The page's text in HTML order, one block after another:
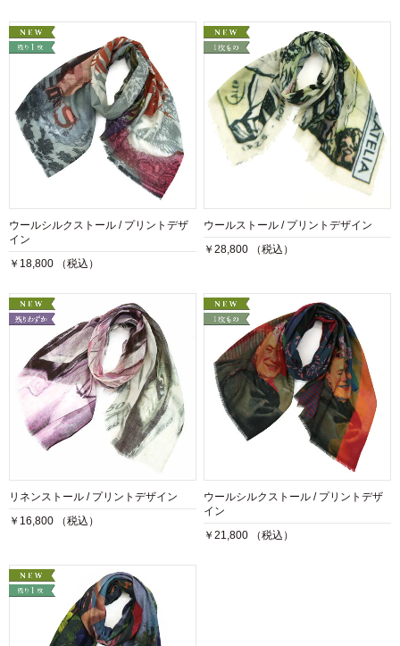
ウールシルクストール / プリントデザ
イン
￥18,800 （税込）
ウールストール / プリントデザイン
￥28,800 （税込）
リネンストール / プリントデザイン
￥16,800 （税込）
ウールシルクストール / プリントデザ
イン
￥21,800 （税込）